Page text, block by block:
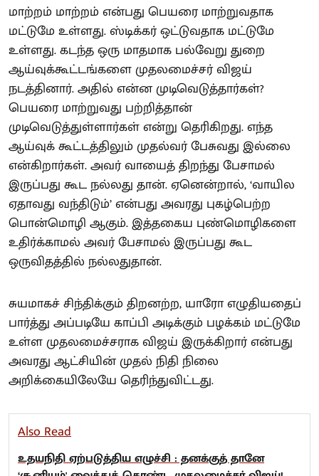
மாற்றம் மாற்றம் என்பது பெயரை மாற்றுவதாக
மட்டுமே உள்ளது. ஸ்டிக்கர் ஒட்டுவதாக மட்டுமே
உள்ளது. கடந்த ஒரு மாதமாக பல்வேறு துறை
ஆய்வுக்கூட்டங்களை முதலமைச்சர் விஜய்
நடத்தினார். அதில் என்ன முடிவெடுத்தார்கள்?
பெயரை மாற்றுவது பற்றித்தான்
முடிவெடுத்துள்ளார்கள் என்று தெரிகிறது. எந்த
ஆய்வுக் கூட்டத்திலும் முதல்வர் பேசுவது இல்லை
என்கிறார்கள். அவர் வாயைத் திறந்து பேசாமல்
இருப்பது கூட நல்லது தான். ஏனென்றால், ‘வாயில
ஏதாவது வந்திடும்’ என்பது அவரது புகழ்பெற்ற
பொன்மொழி ஆகும். இத்தகைய புண்மொழிகளை
உதிர்க்காமல் அவர் பேசாமல் இருப்பது கூட
ஒருவிதத்தில் நல்லதுதான்.
சுயமாகச் சிந்திக்கும் திறனற்ற, யாரோ எழுதியதைப்
பார்த்து அப்படியே காப்பி அடிக்கும் பழக்கம் மட்டுமே
உள்ள முதலமைச்சராக விஜய் இருக்கிறார் என்பது
அவரது ஆட்சியின் முதல் நிதி நிலை
அறிக்கையிலேயே தெரிந்துவிட்டது.
Also Read
உதயநிதி ஏற்படுத்திய எழுச்சி : தனக்குத் தானே